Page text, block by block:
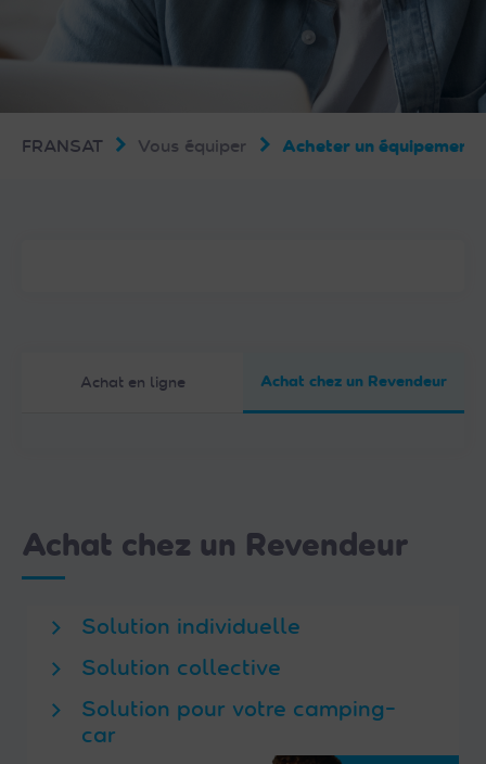
FRANSAT Vous équiper Acheter un équipement
Achat en ligne Achat chez un Revendeur
Achat chez un Revendeur
Solution individuelle
Solution collective
Solution pour votre camping-
car